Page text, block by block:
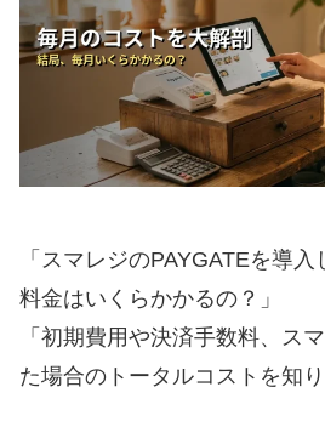
「スマレジのPAYGATEを導
料金はいくらかかるの？」
「初期費用や決済手数料、ス
た場合のトータルコストを知り